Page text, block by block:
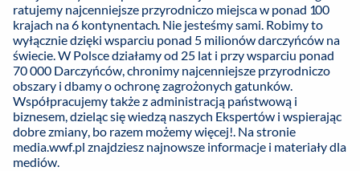
ratujemy najcenniejsze przyrodniczo miejsca w ponad 100
krajach na 6 kontynentach. Nie jesteśmy sami. Robimy to
wyłącznie dzięki wsparciu ponad 5 milionów darczyńców na
świecie. W Polsce działamy od 25 lat i przy wsparciu ponad
70 000 Darczyńców, chronimy najcenniejsze przyrodniczo
obszary i dbamy o ochronę zagrożonych gatunków.
Współpracujemy także z administracją państwową i
biznesem, dzieląc się wiedzą naszych Ekspertów i wspierając
dobre zmiany, bo razem możemy więcej!. Na stronie
media.wwf.pl znajdziesz najnowsze informacje i materiały dla
mediów.